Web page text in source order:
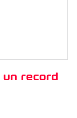
record